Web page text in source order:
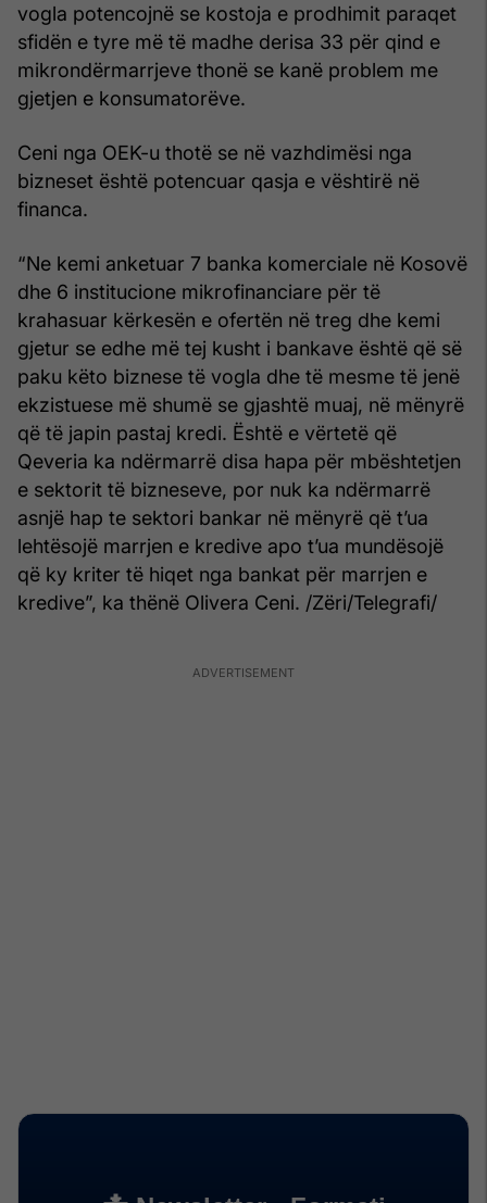
vogla potencojnë se kostoja e prodhimit paraqet
sfidën e tyre më të madhe derisa 33 për qind e
mikrondërmarrjeve thonë se kanë problem me
gjetjen e konsumatorëve.
Ceni nga OEK-u thotë se në vazhdimësi nga
bizneset është potencuar qasja e vështirë në
financa.
“Ne kemi anketuar 7 banka komerciale në Kosovë
dhe 6 institucione mikrofinanciare për të
krahasuar kërkesën e ofertën në treg dhe kemi
gjetur se edhe më tej kusht i bankave është që së
paku këto biznese të vogla dhe të mesme të jenë
ekzistuese më shumë se gjashtë muaj, në mënyrë
që të japin pastaj kredi. Është e vërtetë që
Qeveria ka ndërmarrë disa hapa për mbështetjen
e sektorit të bizneseve, por nuk ka ndërmarrë
asnjë hap te sektori bankar në mënyrë që t’ua
lehtësojë marrjen e kredive apo t’ua mundësojë
që ky kriter të hiqet nga bankat për marrjen e
kredive”, ka thënë Olivera Ceni. /Zëri/Telegrafi/